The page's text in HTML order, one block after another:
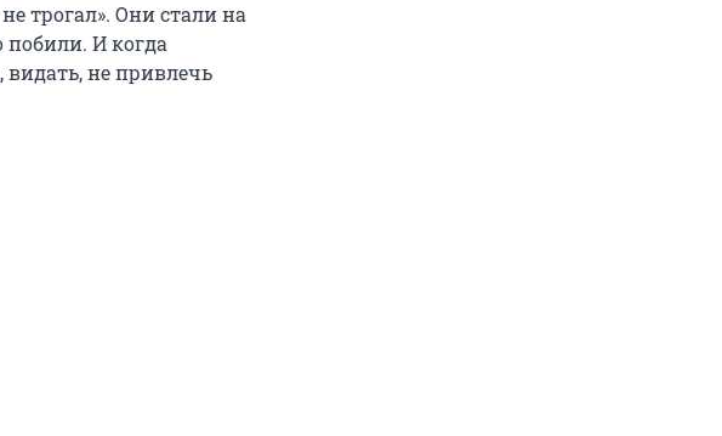
трогал». Они стали на
побили. И когда
не привлечь